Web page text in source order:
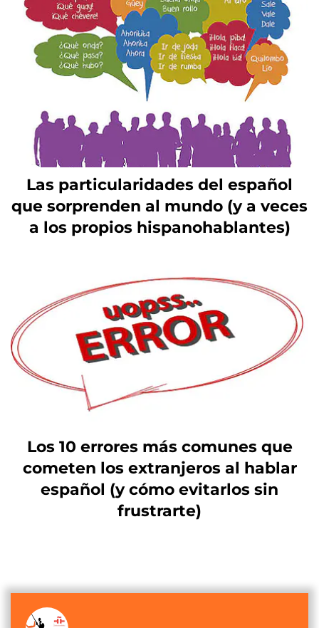
Las particularidades del español
que sorprenden al mundo (y a veces
a los propios hispanohablantes)
Los 10 errores más comunes que
cometen los extranjeros al hablar
español (y cómo evitarlos sin
frustrarte)